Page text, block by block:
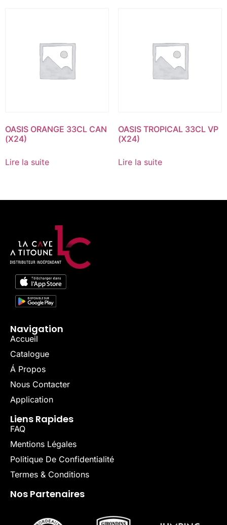
OASIS ORANGE 33CL CAN
(X24)
Lire la suite
OASIS TROPICAL 33CL VP
(X24)
Lire la suite
Navigation
Accueil
Catalogue
Á Propos
Nous Contacter
Application
Liens Rapides
FAQ
Mentions Légales
Politique De Confidentialité
Termes & Conditions
Nos Partenaires